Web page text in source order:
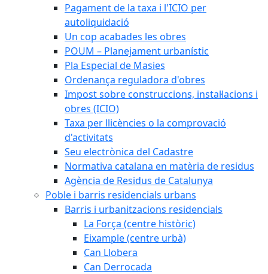
Pagament de la taxa i l'ICIO per
autoliquidació
Un cop acabades les obres
POUM – Planejament urbanístic
Pla Especial de Masies
Ordenança reguladora d'obres
Impost sobre construccions, instal·lacions i
obres (ICIO)
Taxa per llicències o la comprovació
d'activitats
Seu electrònica del Cadastre
Normativa catalana en matèria de residus
Agència de Residus de Catalunya
Poble i barris residencials urbans
Barris i urbanitzacions residencials
La Força (centre històric)
Eixample (centre urbà)
Can Llobera
Can Derrocada